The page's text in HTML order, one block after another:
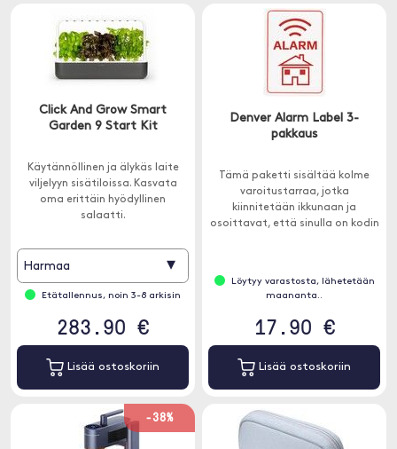
Click And Grow Smart
Garden 9 Start Kit
Käytännöllinen ja älykäs laite
viljelyyn sisätiloissa. Kasvata
oma erittäin hyödyllinen
salaatti.
Harmaa ▾
Etätallennus, noin 3-8 arkisin
283.90 €
Lisää ostoskoriin
Denver Alarm Label 3-
pakkaus
Tämä paketti sisältää kolme
varoitustarraa, jotka
kiinnitetään ikkunaan ja
osoittavat, että sinulla on kodin
Löytyy varastosta, lähetetään
maananta..
17.90 €
Lisää ostoskoriin
-38%